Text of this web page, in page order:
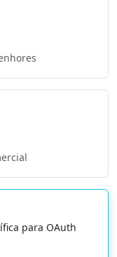
para OAuth